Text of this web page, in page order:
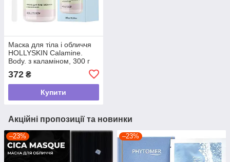
Маска для тіла і обличчя
HOLLYSKIN Calamine.
Body. з каламіном, 300 г
372 ₴
Купити
Акційні пропозиції та новинки
–23% –23%